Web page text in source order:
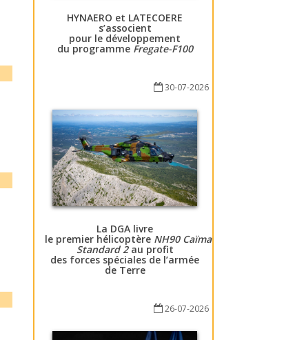
HYNAERO et LATECOERE
s’associent
pour le développement
du programme Fregate-F100
30-07-2026
La DGA livre
le premier hélicoptère NH90 Caïman
Standard 2au profit
des forces spéciales de l’armée
de Terre
26-07-2026